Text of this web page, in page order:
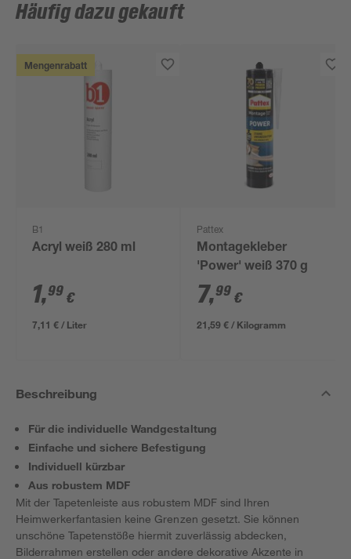
Häufig dazu gekauft
Mengenrabatt
B1
Acryl weiß 280 ml
1,99 €
7,11 € / Liter
Pattex
Montagekleber
'Power' weiß 370 g
7,99 €
21,59 € / Kilogramm
Beschreibung
Für die individuelle Wandgestaltung
Einfache und sichere Befestigung
Individuell kürzbar
Aus robustem MDF
Mit der Tapetenleiste aus robustem MDF sind Ihren
Heimwerkerfantasien keine Grenzen gesetzt. Sie können
unschöne Tapetenstöße hiermit zuverlässig abdecken,
Bilderrahmen erstellen oder andere dekorative Akzente in